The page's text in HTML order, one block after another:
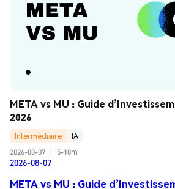
META vs MU : Guide
2026
Intermédiaire
IA
2026-08-07
5-10m
2026-08-07
META vs MU : Guide